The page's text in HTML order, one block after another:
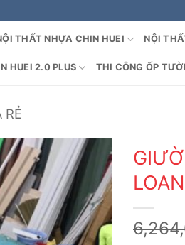
THẤT NHỰA CHIN HUEI NỘI
HUEI 2.0 PLUS THI CÔNG ỐP
RẺ